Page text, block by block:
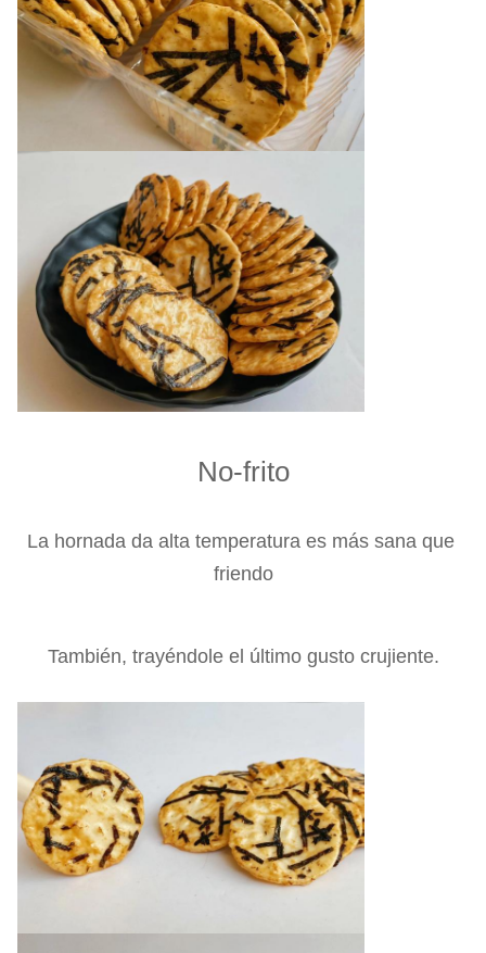
No-frito
La hornada da alta temperatura es más sana que
friendo
También, trayéndole el último gusto crujiente.